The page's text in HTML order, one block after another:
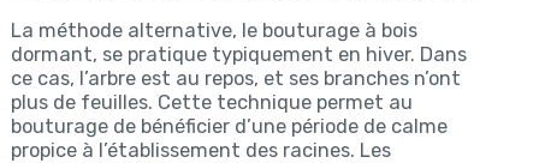
La méthode alternative, le bouturage à bois
dormant, se pratique typiquement en hiver. Dans
ce cas, l’arbre est au repos, et ses branches n’ont
plus de feuilles. Cette technique permet au
bouturage de bénéficier d’une période de calme
propice à l’établissement des racines. Les